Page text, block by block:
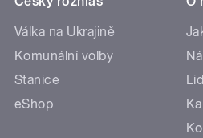
Válka na Ukrajině
Komunální volby
Stanice
eShop